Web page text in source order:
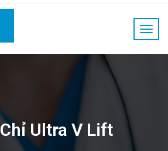
Chỉ Ultra V Lift